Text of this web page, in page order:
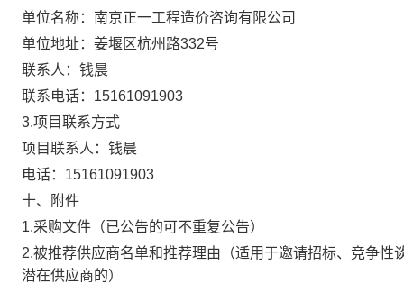
单位名称：南京正一工程造价咨询有限公司
单位地址：姜堰区杭州路332号
联系人：钱晨
联系电话：15161091903
3.项目联系方式
项目联系人：钱晨
电话：15161091903
十、附件
1.采购文件（已公告的可不重复公告）
2.被推荐供应商名单和推荐理由（适用于邀请招标、竞争
潜在供应商的）